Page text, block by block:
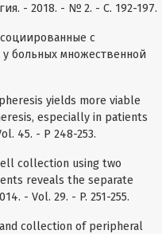
- 2018. - № 2. - С. 192-197.
с
больных множественной
yields more viable
especially in patients
45. - P 248-253.
collection using two
reveals the separate
- Vol. 29. - P. 251-255.
and collection of peripheral